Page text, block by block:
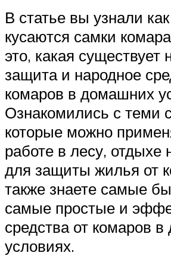
В статье вы узнали
кусаются самки
это, какая существует
защита и народное
комаров в домашних
Ознакомились с теми
которые можно
работе в лесу, отдыхе
для защиты жилья от
также знаете самые
самые простые и
средства от комаров
условиях.